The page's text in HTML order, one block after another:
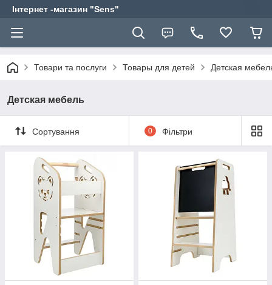
Інтернет -магазин "Sens"
Товари та послуги Товары для детей Детская
Детская мебель
Сортування 0 Фільтри